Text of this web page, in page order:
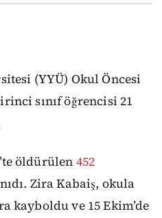
(YYÜ) Okul Öncesi
sınıf öğrencisi 21
öldürülen 452
Zira Kabaiş, okula
kayboldu ve 15 Ekim’de